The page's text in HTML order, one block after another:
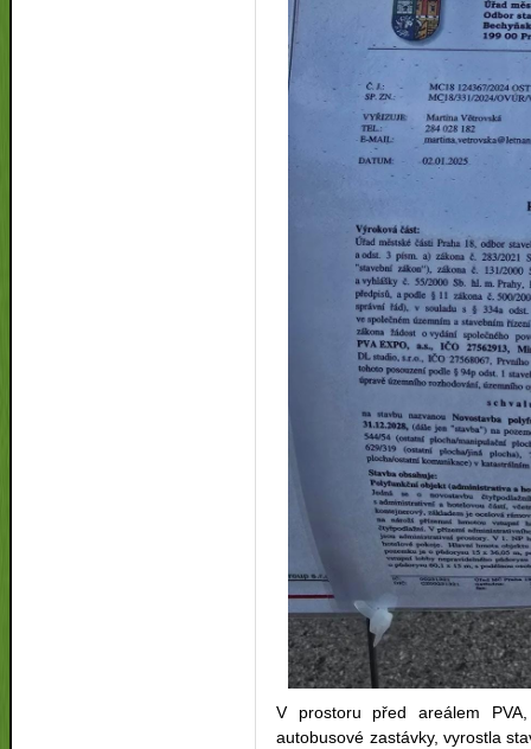
V prostoru před areálem
autobusové zastávky, vyrostla